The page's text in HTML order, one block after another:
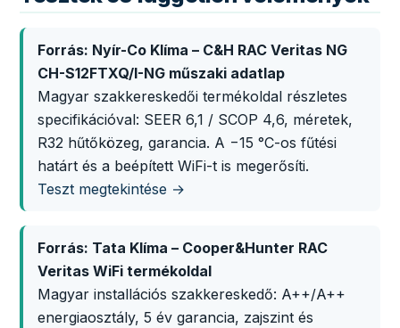
Forrás: Nyír-Co Klíma – C&H RAC Veritas NG
CH-S12FTXQ/I-NG műszaki adatlap
Magyar szakkereskedői termékoldal részletes
specifikációval: SEER 6,1 / SCOP 4,6, méretek,
R32 hűtőközeg, garancia. A −15 °C-os fűtési
határt és a beépített WiFi-t is megerősíti.
Teszt megtekintése →
Forrás: Tata Klíma – Cooper&Hunter RAC
Veritas WiFi termékoldal
Magyar installációs szakkereskedő: A++/A++
energiaosztály, 5 év garancia, zajszint és